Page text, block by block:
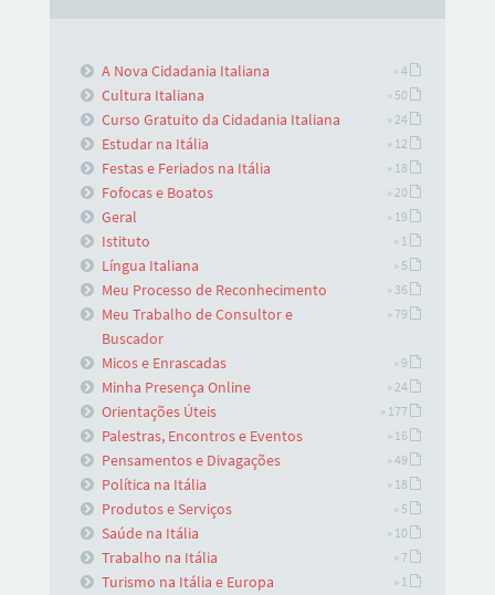
A Nova Cidadania Italiana » 4
Cultura Italiana » 50
Curso Gratuito da Cidadania Italiana » 24
Estudar na Itália » 12
Festas e Feriados na Itália » 18
Fofocas e Boatos » 20
Geral » 19
Istituto » 1
Língua Italiana » 5
Meu Processo de Reconhecimento » 36
Meu Trabalho de Consultor e
Buscador
» 79
Micos e Enrascadas » 9
Minha Presença Online » 24
Orientações Úteis » 177
Palestras, Encontros e Eventos » 16
Pensamentos e Divagações » 49
Política na Itália » 18
Produtos e Serviços » 5
Saúde na Itália » 10
Trabalho na Itália » 7
Turismo na Itália e Europa » 1